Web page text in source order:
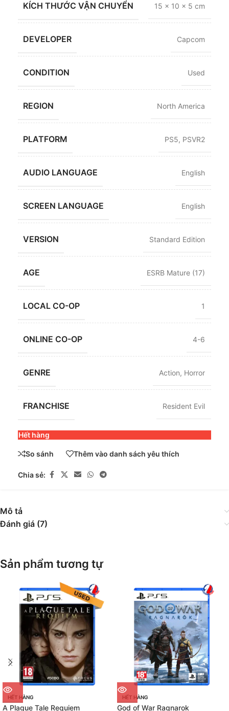
KÍCH THƯỚC VẬN CHUYỂN 15 × 10 × 5 cm
DEVELOPER Capcom
CONDITION Used
REGION North America
PLATFORM PS5, PSVR2
AUDIO LANGUAGE English
SCREEN LANGUAGE English
VERSION Standard Edition
AGE ESRB Mature (17)
LOCAL CO-OP 1
ONLINE CO-OP 4-6
GENRE Action, Horror
FRANCHISE Resident Evil
Hết hàng
So sánh Thêm vào danh sách yêu thích
Chia sẻ:
Mô tả
Đánh giá (7)
Sản phẩm tương tự
HẾT HÀNG
A Plague Tale Requiem
HẾT HÀNG
God of War Ragnarok